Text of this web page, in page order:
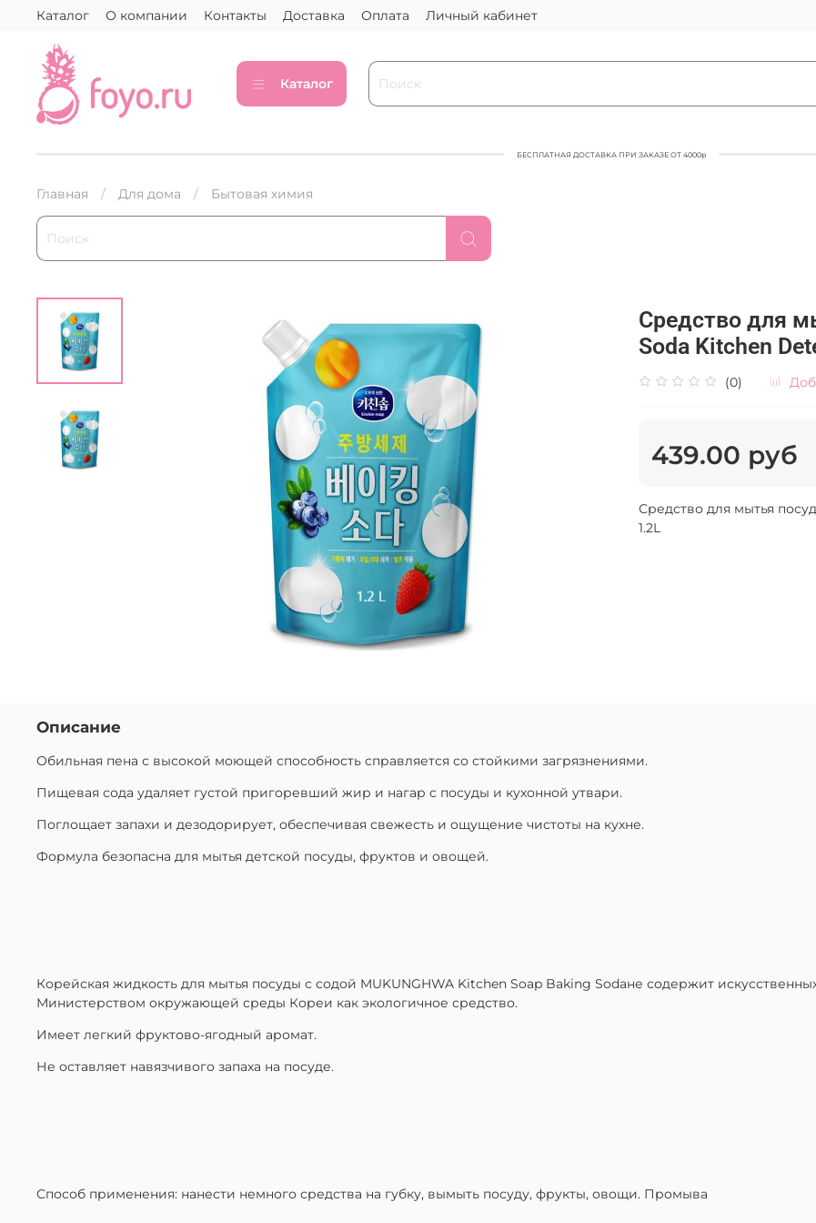
Каталог О компании Контакты Доставка Оплата Личный кабинет
Каталог
БЕСПЛАТНАЯ ДОСТАВКА ПРИ ЗАКАЗЕ ОТ 4000р
Главная Для дома Бытовая химия
Средство для
Soda Kitchen
(0)
439.00 руб
Средство для мытья
1.2L
Описание
Обильная пена с высокой моющей способность справляется со стойкими загрязнениями.
Пищевая сода удаляет густой пригоревший жир и нагар с посуды и кухонной утвари.
Поглощает запахи и дезодорирует, обеспечивая свежесть и ощущение чистоты на кухне.
Формула безопасна для мытья детской посуды, фруктов и овощей.
Корейская жидкость для мытья посуды с содой MUKUNGHWA Kitchen Soap Baking Sodaне содержит
Министерством окружающей среды Кореи как экологичное средство.
Имеет легкий фруктово-ягодный аромат.
Не оставляет навязчивого запаха на посуде.
Способ применения: нанести немного средства на губку, вымыть посуду, фрукты, овощи. Промыва